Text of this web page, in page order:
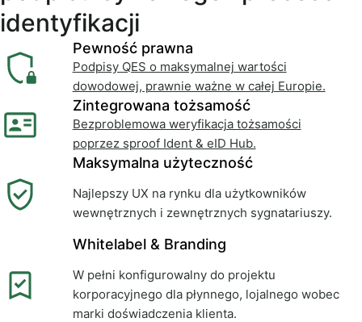
identyfikacji
Pewność prawna
Podpisy QES o maksymalnej wartości
dowodowej, prawnie ważne w całej Europie.
Zintegrowana tożsamość
Bezproblemowa weryfikacja tożsamości
poprzez sproof Ident & eID Hub.
Maksymalna użyteczność
Najlepszy UX na rynku dla użytkowników
wewnętrznych i zewnętrznych sygnatariuszy.
Whitelabel & Branding
W pełni konfigurowalny do projektu
korporacyjnego dla płynnego, lojalnego wobec
marki doświadczenia klienta.